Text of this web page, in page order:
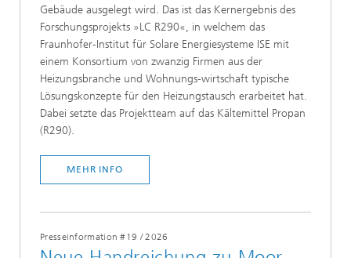
Gebäude ausgelegt wird. Das ist das Kernergebnis des
Forschungsprojekts »LC R290«, in welchem das
Fraunhofer-Institut für Solare Energiesysteme ISE mit
einem Konsortium von zwanzig Firmen aus der
Heizungsbranche und Wohnungs-wirtschaft typische
Lösungskonzepte für den Heizungstausch erarbeitet hat.
Dabei setzte das Projektteam auf das Kältemittel Propan
(R290).
MEHR INFO
Presseinformation #19 / 2026